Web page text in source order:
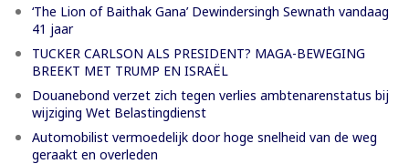
‘The Lion of Baithak Gana’ Dewindersingh Sewnath vandaag
41 jaar
TUCKER CARLSON ALS PRESIDENT? MAGA-BEWEGING
BREEKT MET TRUMP EN ISRAËL
Douanebond verzet zich tegen verlies ambtenarenstatus bij
wijziging Wet Belastingdienst
Automobilist vermoedelijk door hoge snelheid van de weg
geraakt en overleden